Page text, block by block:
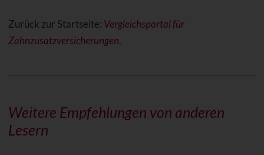
Zurück zur Startseite: Vergleichsportal für
Zahnzusatzversicherungen.
Weitere Empfehlungen von anderen
Lesern